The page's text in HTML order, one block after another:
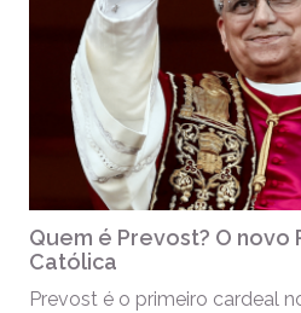
Quem é Prevost? O novo
Católica
Prevost é o primeiro cardeal